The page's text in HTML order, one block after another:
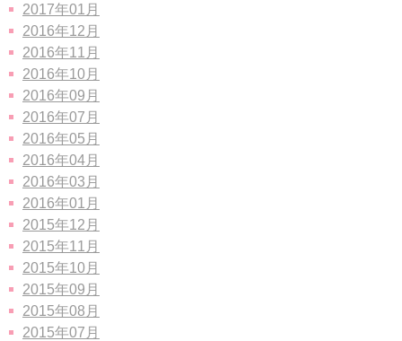
2017年01月
2016年12月
2016年11月
2016年10月
2016年09月
2016年07月
2016年05月
2016年04月
2016年03月
2016年01月
2015年12月
2015年11月
2015年10月
2015年09月
2015年08月
2015年07月